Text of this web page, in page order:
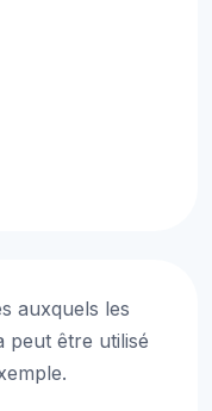
auxquels les
peut être utilisé